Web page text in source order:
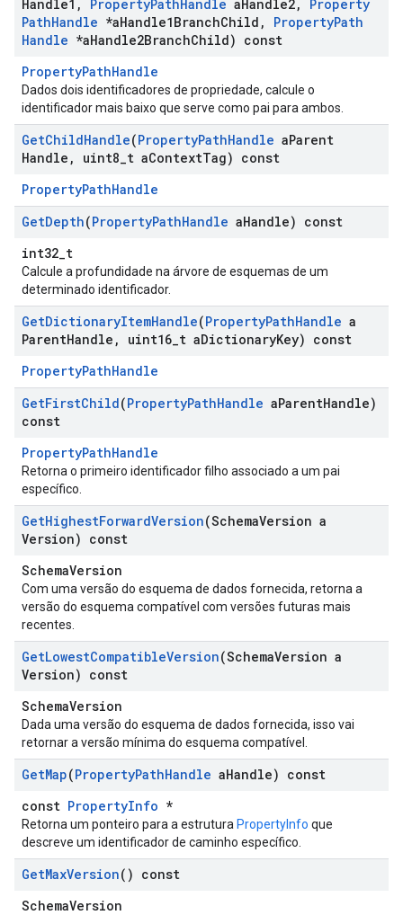
Handle1 , PropertyPathHandle aHandle2,
Property
PathHandle *aHandle1BranchChild , PropertyPath
Handle *aHandle2BranchChild) const
PropertyPathHandle
Dados dois identificadores de propriedade, calcule o
identificador mais baixo que serve como pai para ambos.
GetChildHandle(PropertyPathHandle aParent
Handle , uint8 t aContextTag) const
PropertyPathHandle
GetDepth(PropertyPathHandle aHandle) const
int32_t
Calcule a profundidade na árvore de esquemas de um
determinado identificador.
GetDictionaryItemHandle(PropertyPathHandle a
ParentHandle , uint16 t aDictionaryKey) const
PropertyPathHandle
GetFirstChild(PropertyPathHandle aParentHandle)
const
PropertyPathHandle
Retorna o primeiro identificador filho associado a um pai
específico.
GetHighestForwardVersion(SchemaVersion a
Version) const
SchemaVersion
Com uma versão do esquema de dados fornecida, retorna a
versão do esquema compatível com versões futuras mais
recentes.
GetLowestCompatibleVersion(SchemaVersion a
Version) const
SchemaVersion
Dada uma versão do esquema de dados fornecida, isso vai
retornar a versão mínima do esquema compatível.
GetMap(PropertyPathHandle aHandle) const
const PropertyInfo *
Retorna um ponteiro para a estrutura PropertyInfo que
descreve um identificador de caminho específico.
GetMaxVersion() const
SchemaVersion